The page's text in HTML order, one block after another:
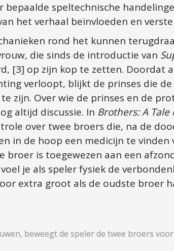
speltechnische
het verhaal beïnvloeden en
rond het kunnen
die sinds de introductie van
[3] op zijn kop te zetten. Doordat
verloopt, blijkt de prinses die
zijn. Over wie de prinses en de
altijd discussie. In Brothers: A Tale
over twee broers die, na de
in de hoop een medicijn te
broer is toegewezen aan een
je als speler fysiek de
extra groot als de oudste broer
beweegt de speler de twee broers